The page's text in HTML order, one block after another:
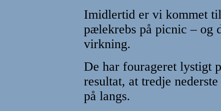
Imidlertid er vi kommet
pælekrebs på picnic – og
virkning.
De har fourageret lystigt
resultat, at tredje
på langs.